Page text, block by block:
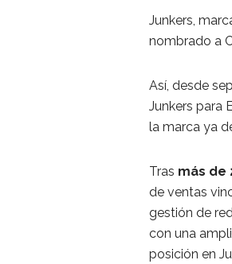
Junkers,
nombrado a
Así, desde
Junkers para
la marca ya
Tras más de
de ventas
gestión de
con una
posición en